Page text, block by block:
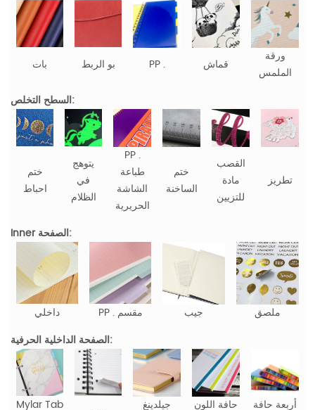
بات بو الربط PP . قماش
ورقة
الملمس
السطح التخلص:
ختم
احباط
يتوهج
في
الظلام
PP .
طباعة
الشاشة
الحريرية
ختم
الساخنة
القصب
مادة
للتزيين
تطريز
Inner الصفحة:
داخلي PP . مقسم جيب
ملصق
الصفحة الداخلية الحرفية:
Mylar Tab
جيلدينغ
حافة اللون
أربعة حافة